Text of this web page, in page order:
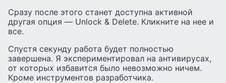
Сразу после этого станет доступна активной
другая опция — Unlock & Delete. Кликните на нее и
все.
Спустя секунду работа будет полностью
завершена. Я экспериментировал на антивирусах,
от которых избавится было невозможно ничем.
Кроме инструментов разработчика.